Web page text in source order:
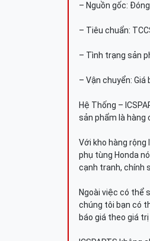
– Nguồn gốc:
– Tiêu chuẩn:
– Tình trạng sản
– Vận chuyển: Giá
Hệ Thống –
sản phẩm là hàng
Với kho hàng
phụ tùng Honda
cạnh tranh, chính
Ngoài việc có thể
chúng tôi bạn có
báo giá theo giá